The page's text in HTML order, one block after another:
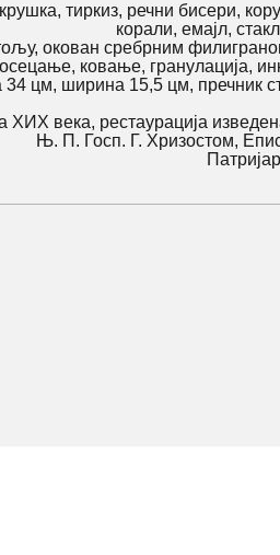
тиркиз, речни бисери,
корали, емајл,
окован сребрним
ковање, гранулација,
34 цм, ширина 15,5 цм, пречник
XИX века, рестаурација
Њ. П. Госп. Г. Хризостом,